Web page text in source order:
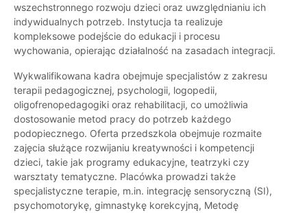
wszechstronnego rozwoju dzieci oraz uwzględnianiu ich
indywidualnych potrzeb. Instytucja ta realizuje
kompleksowe podejście do edukacji i procesu
wychowania, opierając działalność na zasadach integracji.
Wykwalifikowana kadra obejmuje specjalistów z zakresu
terapii pedagogicznej, psychologii, logopedii,
oligofrenopedagogiki oraz rehabilitacji, co umożliwia
dostosowanie metod pracy do potrzeb każdego
podopiecznego. Oferta przedszkola obejmuje rozmaite
zajęcia służące rozwijaniu kreatywności i kompetencji
dzieci, takie jak programy edukacyjne, teatrzyki czy
warsztaty tematyczne. Placówka prowadzi także
specjalistyczne terapie, m.in. integrację sensoryczną (SI),
psychomotorykę, gimnastykę korekcyjną, Metodę